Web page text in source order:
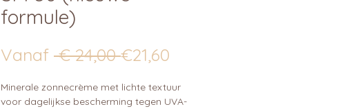
formule)
Vanaf € 24,00 Normale
prijs
€21,60
Minerale zonnecrème met lichte textuur
voor dagelijkse bescherming tegen UVA-